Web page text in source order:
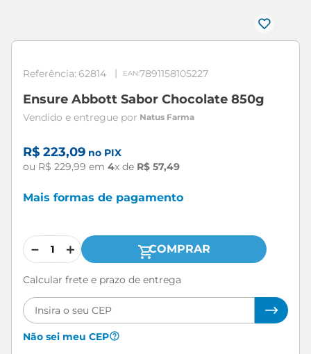
Referência: 62814 7891158105227
Ensure Abbott Sabor Chocolate 850g
Natus Farma
R$ 223,09 no PIX
ou R$ 229,99 em 4x de R$ 57,49
Mais formas de pagamento
＋
－ COMPRAR
Calcular frete e prazo de entrega
Não sei meu CEP